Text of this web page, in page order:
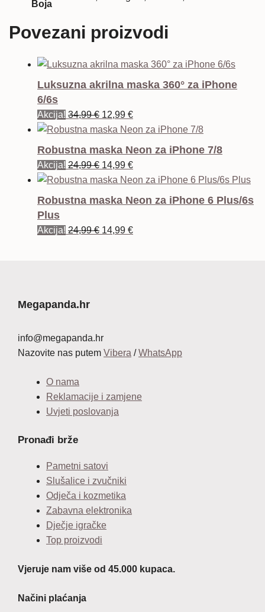
Boja
Povezani proizvodi
Luksuzna akrilna maska 360° za iPhone
6/6s
Akcija! 34,99€ Izvorna
cijena
bila
12,99 €Trenutna
cijena
Robustna maska Neon za iPhone 7/8
Akcija! 24,99€ Izvorna
cijena
bila
14,99 €Trenutna
cijena
Robustna maska Neon za iPhone 6 Plus/6s
Plus
Akcija! 24,99€ Izvorna
14,99 €Trenutna
Megapanda.hr
info@megapanda.hr
Nazovite nas putem Vibera /WhatsApp
O nama
Reklamacije i zamjene
Uvjeti poslovanja
Pronađi brže
Pametni satovi
Slušalice i zvučniki
Odječa i kozmetika
Zabavna elektronika
Dječje igračke
Top proizvodi
Vjeruje nam više od 45.000 kupaca.
Načini plaćanja